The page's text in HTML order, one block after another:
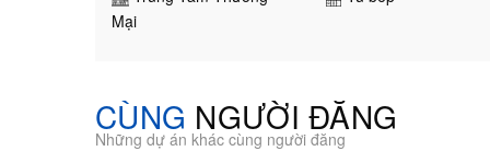
Mại
CÙNG NGƯỜI ĐĂNG
Những dự án khác cùng người đăng